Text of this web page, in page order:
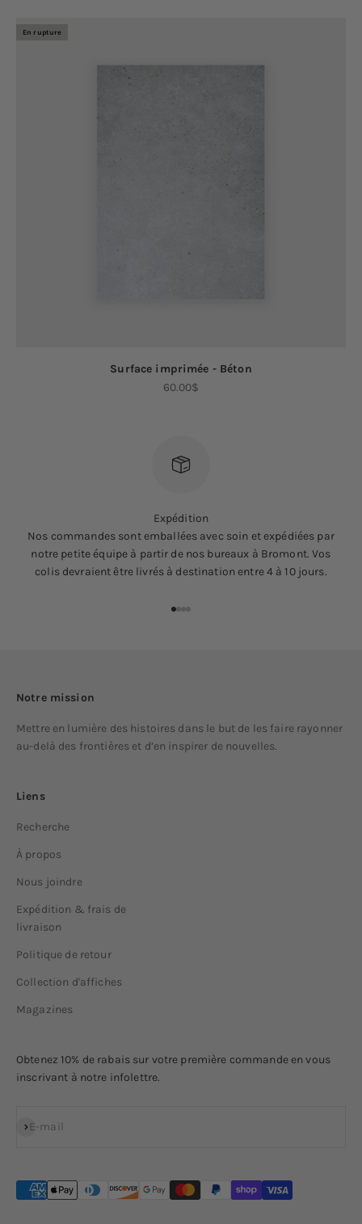
En rupture
Surface imprimée - Béton
Prix de vente
60.00$
Expédition
Nos commandes sont emballées avec soin et expédiées par
notre petite équipe à partir de nos bureaux à Bromont. Vos
colis devraient être livrés à destination entre 4 à 10 jours.
Notre mission
Mettre en lumière des histoires dans le but de les faire rayonner
au-delà des frontières et d’en inspirer de nouvelles.
Liens
Recherche
À propos
Nous joindre
Expédition & frais de
livraison
Politique de retour
Collection d'affiches
Magazines
Obtenez 10% de rabais sur votre première commande en vous
inscrivant à notre infolettre.
E-mail
S'inscrire